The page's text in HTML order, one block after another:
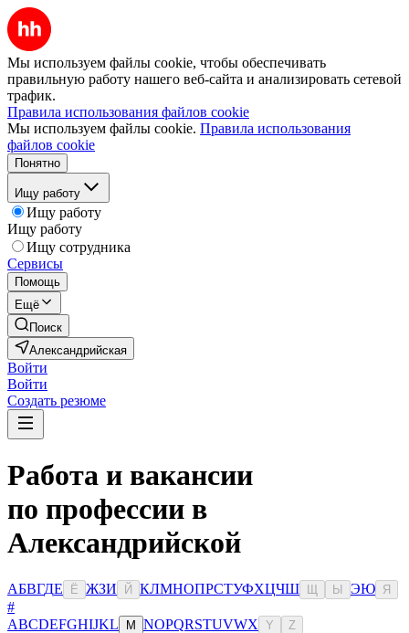
Мы используем файлы cookie, чтобы обеспечивать
правильную работу нашего веб-сайта и анализировать сетевой
трафик.
Правила использования файлов cookie
Мы используем файлы cookie. Правила использования
файлов cookie
Понятно
Ищу работу
Ищу работу
Ищу работу
Ищу сотрудника
Сервисы
Помощь
Ещё
Поиск
Александрийская
Войти
Войти
Создать резюме
Работа и вакансии
по профессии в
Александрийской
АБВГДЕ Ё ЖЗИ Й КЛМНОПРСТУФХЦЧШ Ы ЭЮ Я
#
ABCDEFGHIJKL M NOPQRSTUVWX Y Z